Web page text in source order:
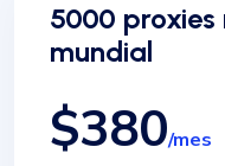
5000 proxies
mundial
$380/mes